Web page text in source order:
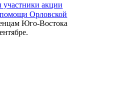
участникиакции
Орловской
Юго-Востока